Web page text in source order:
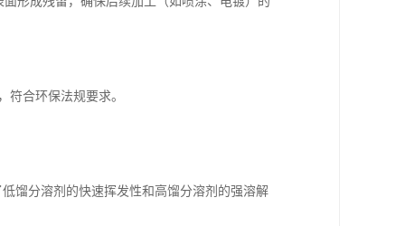
符合环保法规要求。
馏分溶剂的快速挥发性和高馏分溶剂的强溶解